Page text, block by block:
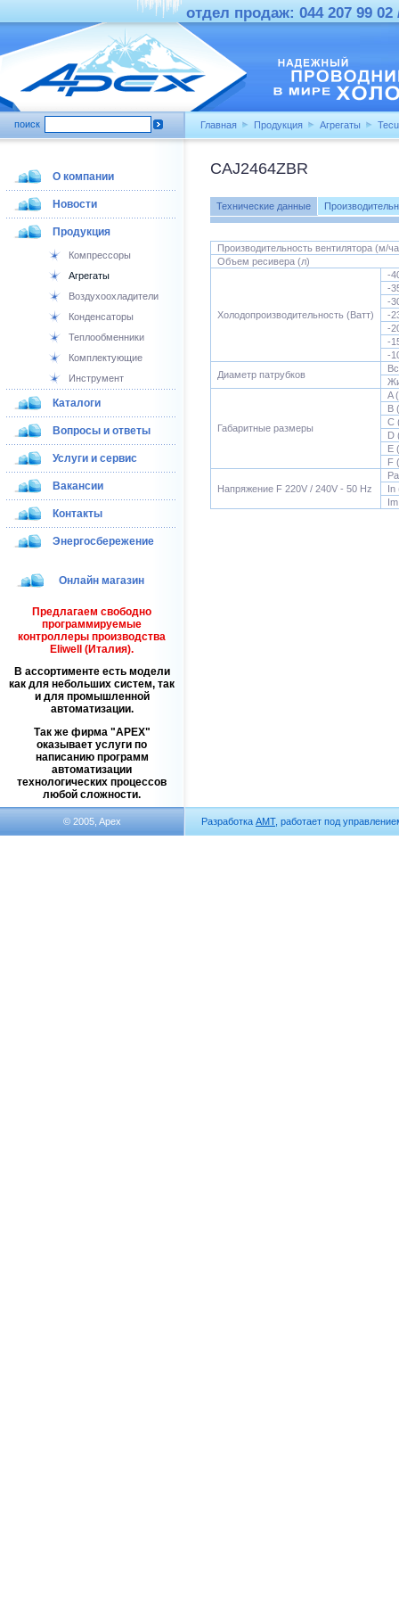
отдел продаж: 044 207 99 02
поиск Главная Продукция Агрегаты
О компании
Новости
Продукция
Компрессоры
Агрегаты
Воздухоохладители
Конденсаторы
Теплообменники
Комплектующие
Инструмент
Каталоги
Вопросы и ответы
Услуги и сервис
Вакансии
Контакты
Энергосбережение
Онлайн магазин
Предлагаем свободно
программируемые
контроллеры производства
Eliwell (Италия).
В ассортименте есть модели
как для небольших систем, так
и для промышленной
автоматизации.
Так же фирма
APEX
оказывает услуги по
написанию программ
автоматизации
технологических процессов
любой сложности.
CAJ2464ZBR
Технические данные
Производительность вентилятора (м/
Объем ресивера (л)
Холодопроизводительность (Ватт)
-
-
-
-
-
-
-
Диаметр патрубков
Габаритные размеры
A
B
C
D
E
F
Напряжение F 220V / 240V - 50 Hz
In
© 2005, Apex Разработка АМТ, работает под